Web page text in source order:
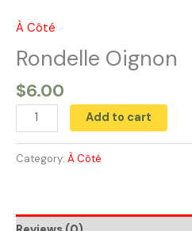
À Côté
Rondelle Oignon
$6.00
Rondelle
Oignon
quantity
Add to cart
Category: À Côté